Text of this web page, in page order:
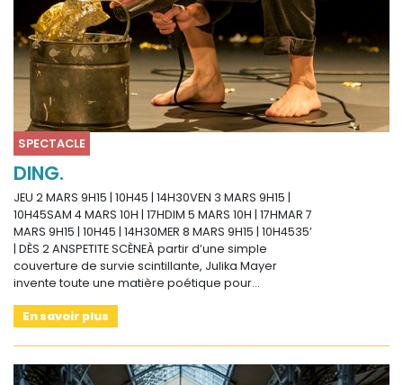
SPECTACLE
DING.
JEU 2 MARS 9H15 | 10H45 | 14H30VEN 3 MARS 9H15 |
10H45SAM 4 MARS 10H | 17HDIM 5 MARS 10H | 17HMAR 7
MARS 9H15 | 10H45 | 14H30MER 8 MARS 9H15 | 10H4535’
| DÈS 2 ANSPETITE SCÈNEÀ partir d’une simple
couverture de survie scintillante, Julika Mayer
invente toute une matière poétique pour…
En savoir plus